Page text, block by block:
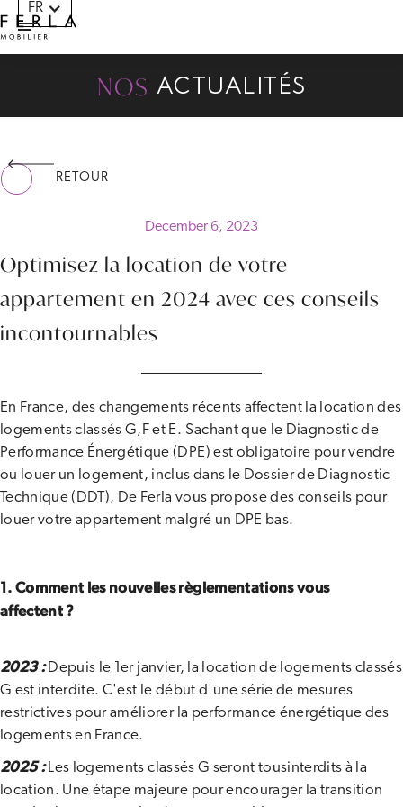
FR
NOS ACTUALITÉS
RETOUR
December 6, 2023
Optimisez la location de votre
appartement en 2024 avec ces conseils
incontournables
En France, des changements récents affectent la location des
logements classés G,F et E. Sachant que le Diagnostic de
Performance Énergétique (DPE) est obligatoire pour vendre
ou louer un logement, inclus dans le Dossier de Diagnostic
Technique (DDT), De Ferla vous propose des conseils pour
louer votre appartement malgré un DPE bas.
1. Comment les nouvelles règlementations vous
affectent ?
2023 :Depuis le 1er janvier, la location de logements classés
G est interdite. C'est le début d'une série de mesures
restrictives pour améliorer la performance énergétique des
logements en France.
2025 :Les logements classés G seront tousinterdits à la
location. Une étape majeure pour encourager la transition
Panneau de gestion des cookies